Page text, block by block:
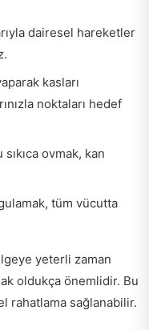
dairesel hareketler
kasları
noktaları hedef
ovmak, kan
tüm vücutta
yeterli zaman
oldukça önemlidir. Bu
rahatlama sağlanabilir.